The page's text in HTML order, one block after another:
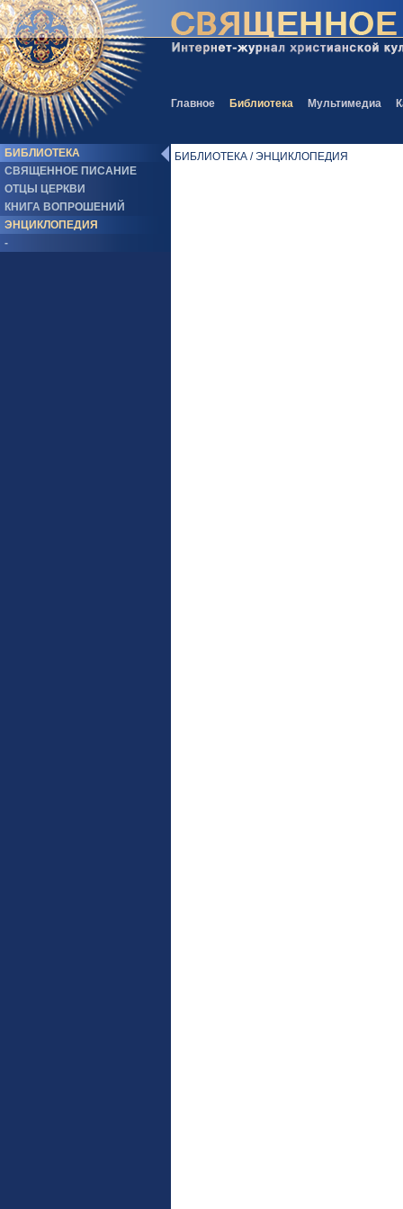
Главное Библиотека Мультимедиа
БИБЛИОТЕКА
СВЯЩЕННОЕ ПИСАНИЕ
ОТЦЫ ЦЕРКВИ
КНИГА ВОПРОШЕНИЙ
ЭНЦИКЛОПЕДИЯ
-
БИБЛИОТЕКА / ЭНЦИКЛОПЕДИЯ